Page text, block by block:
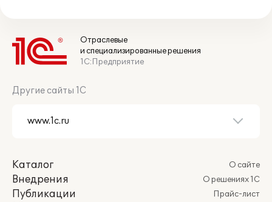
Отраслевые
и специализированные решения
1С:Предприятие
Другие сайты 1С
Каталог
Внедрения
Публикации
О сайте
О решениях 1С
Прайс-лист